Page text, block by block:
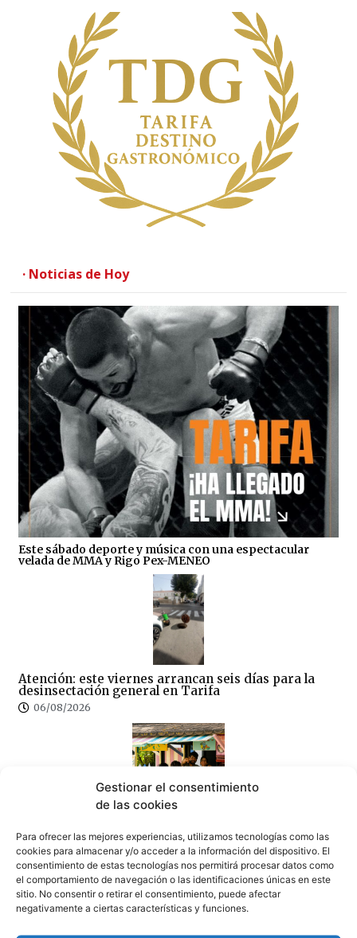
Gestionar el consentimiento
de las cookies
Para ofrecer las mejores experiencias, utilizamos tecnologías como las
cookies para almacenar y/o acceder a la información del dispositivo. El
consentimiento de estas tecnologías nos permitirá procesar datos como
el comportamiento de navegación o las identificaciones únicas en este
sitio. No consentir o retirar el consentimiento, puede afectar
negativamente a ciertas características y funciones.
· Noticias de Hoy
Este sábado deporte y música con una espectacular
velada de MMA y Rigo Pex-MENEO
Atención: este viernes arrancan seis días para la
desinsectación general en Tarifa
06/08/2026
06/08/2026